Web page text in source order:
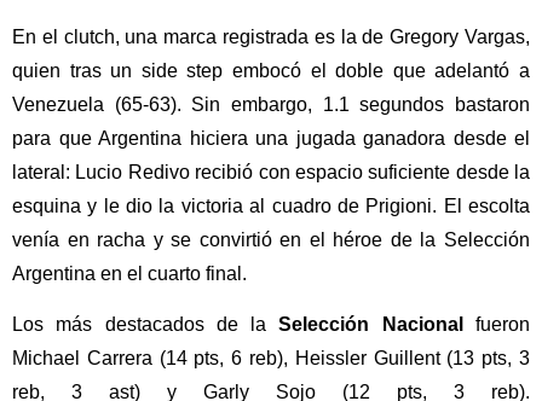
En el clutch, una marca registrada es la de Gregory Vargas,
quien tras un side step embocó el doble que adelantó a
Venezuela (65-63). Sin embargo, 1.1 segundos bastaron
para que Argentina hiciera una jugada ganadora desde el
lateral: Lucio Redivo recibió con espacio suficiente desde la
esquina y le dio la victoria al cuadro de Prigioni. El escolta
venía en racha y se convirtió en el héroe de la Selección
Argentina en el cuarto final.
Los más destacados de laSelección Nacional
fueron
Michael Carrera (14 pts, 6 reb), Heissler Guillent (13 pts, 3
reb, 3 ast) y Garly Sojo (12 pts, 3 reb).